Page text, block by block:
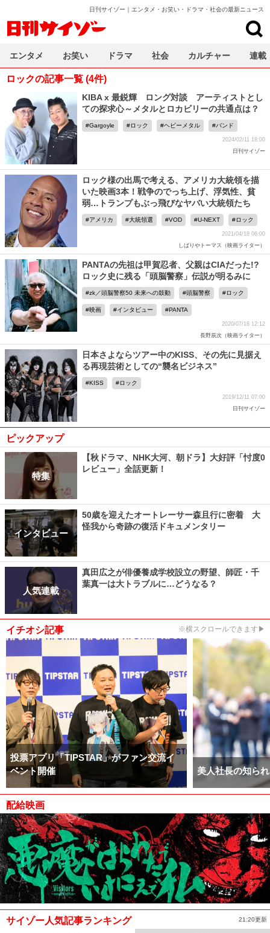
日刊サイゾー｜エンタメ・お笑い・ドラマ・社会の最新ニュース
ロックの記事一覧 (4件)
KIBA x 最鋭輝 ロング対談 アーティストとし
ての探求心～メタルとロカビリーの共通点は？
Gargoyle ロック ヘビーメタル バンド
2024/02/11 18:00
日刊サイゾー
ロック様の出馬で考える、アメリカ大統領を描
いた映画3本！戦争のでっち上げ、浮気性、貧
弱…トランプもぶっ飛びなヤバい大統領たち
アメリカ 大統領選 VOD U-NEXT ロック
2021/04/18 06:00
しばりやトーマス（映画ライター）
PANTAの先祖は甲賀忍者、父親はCIAだった!?
ロック史に残る「頭脳警察」伝説が明るみに
zk／頭脳警察50 未来への鼓動 頭脳警察 ロック
映画 インタビュー PANTA
2020/07/18 12:12
長野辰次（映画ライター）
日本さよならツアー中のKISS、その先に見据え
る再現芸術としての“襲名ビジネス”
KISS ロック
2019/12/11 07:00
日刊サイゾー
ピックアップ
特集
【秋ドラマ、NHK大河、朝ドラ】大好評「忖度0
レビュー」全話更新！
インタビュー
50歳を迎えたオートレーサー森且行に密着 大
怪我から奇跡の復活ドキュメンタリー
人気連載
真田広之が俳優養成学校設立の野望、師匠・千
葉真一は大トラブルに…どうなる？
イチオシ記事 ※横スクロールできます▶
投票アプリ「TIPSTAR」がファン交流イ
ベント開催
美人社長の知ら
配給映画
サイゾー人気記事ランキング 21:20更新
エンタメ お笑い ドラマ 社会 カルチャー 連載